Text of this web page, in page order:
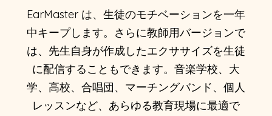
EarMaster は、生徒のモチベーションを一年
中キープします。さらに教師用バージョンで
は、先生自身が作成したエクササイズを生徒
に配信することもできます。音楽学校、大
学、高校、合唱団、マーチングバンド、個人
レッスンなど、あらゆる教育現場に最適で